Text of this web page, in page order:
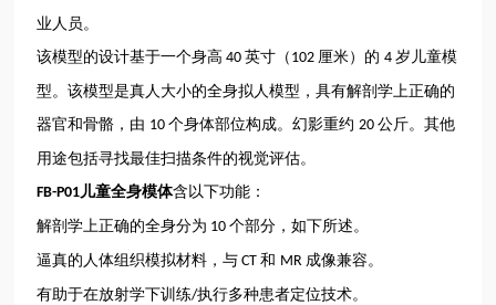
业人员。
该模型的设计基于一个身高 40英寸（ 102 厘米）的4岁儿童模
型。该模型是真人大小的全身拟人模型，具有解剖学上正确的
器官和骨骼，由 10个身体部位构成。幻影重约 20公斤。其他
用途包括寻找最佳扫描条件的视觉评估。
FB-P01 儿童全身模体含以下功能：
解剖学上正确的全身分为 10个部分，如下所述。
逼真的人体组织模拟材料，与 CT和 MR 成像兼容。
有助于在放射学下训练/执行多种患者定位技术。